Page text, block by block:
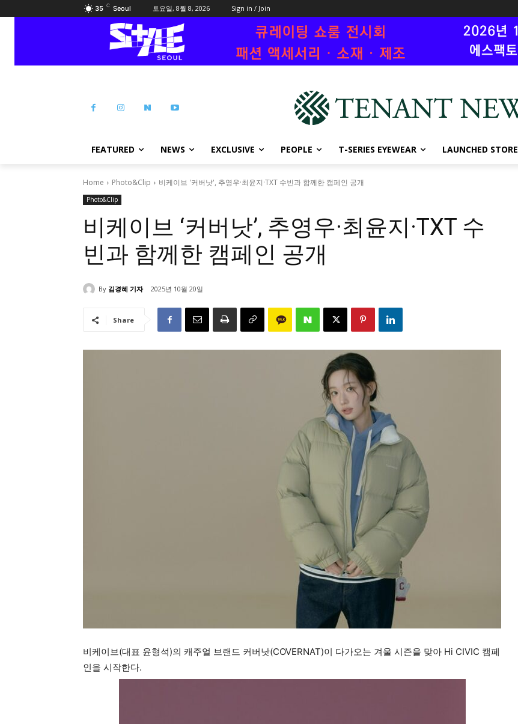
35 C Seoul 토요일, 8월 8, 2026 Sign in / Join
FEATURED NEWS EXCLUSIVE PEOPLE T-SERIES EYEWEAR LAUNCHED STORE
Home Photo&Clip 비케이브 '커버낫', 추영우·최윤지·TXT 수빈과 함께한 캠페인 공개
Photo&Clip
비케이브 ‘커버낫’, 추영우·최윤지·TXT 수
빈과 함께한 캠페인 공개
By 김경혜 기자 2025년 10월 20일
Share
비케이브(대표 윤형석)의 캐주얼 브랜드 커버낫(COVERNAT)이 다가오는 겨울 시즌을 맞아 Hi CIVIC 캠페
인을 시작한다.